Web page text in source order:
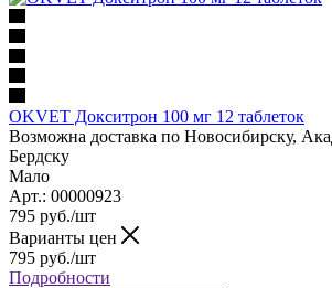
OKVET Докситрон 100 мг 12 таблеток
Возможна доставка по Новосибирску,
Бердску
Мало
Арт.: 00000923
795 руб./шт
Варианты цен
795 руб./шт
Подробности